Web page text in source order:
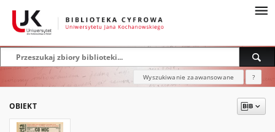
Wyszukiwanie zaawansowane ?
OBIEKT